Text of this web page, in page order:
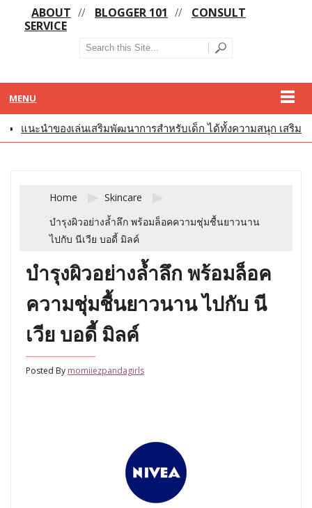
ABOUT BLOGGER 101
CONSULT
SERVICE
MENU
แนะนำของเล่นเสริมพัฒนาการสำหรับเด็ก ได้ทั้งความสนุก เสริมทั
Home
Skincare
บำรุงผิวอย่างล้ำลึก พร้อมล็อคความชุ่มชื้นยาวนาน
ไปกับ นีเวีย บอดี้ มิลค์
บำรุงผิวอย่างล้ำลึก พร้อมล็อค
ความชุ่มชื้นยาวนาน ไปกับ นี
เวีย บอดี้ มิลค์
Posted By momiiezpandagirls